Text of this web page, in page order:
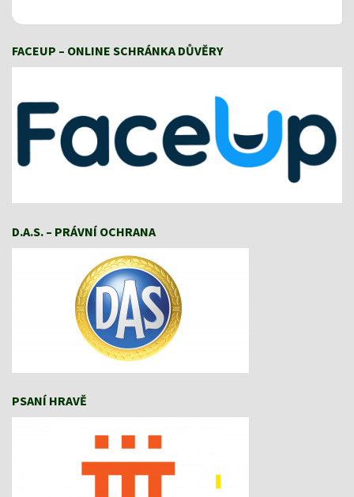
FACEUP – ONLINE SCHRÁNKA DŮVĚRY
D.A.S. – PRÁVNÍ OCHRANA
PSANÍ HRAVĚ